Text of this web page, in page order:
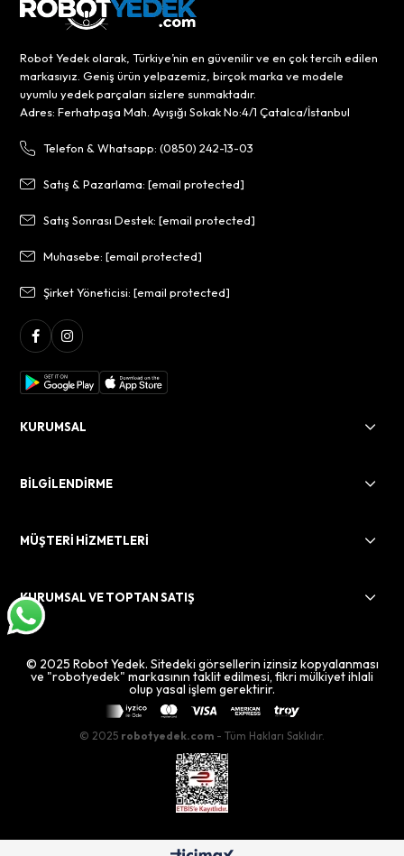
Robot Yedek olarak, Türkiye’nin en güvenilir ve en çok tercih edilen
markasıyız. Geniş ürün yelpazemiz, birçok marka ve modele
uyumlu yedek parçaları sizlere sunmaktadır.
Adres: Ferhatpaşa Mah. Ayışığı Sokak No:4/1 Çatalca/İstanbul
Telefon & Whatsapp: (0850) 242-13-03
Satış & Pazarlama:[email protected]
Satış Sonrası Destek:[email protected]
Muhasebe:[email protected]
Şirket Yöneticisi:[email protected]
KURUMSAL
BİLGİLENDİRME
MÜŞTERİ HİZMETLERİ
KURUMSAL VE TOPTAN SATIŞ
© 2025 Robot Yedek. Sitedeki görsellerin izinsiz kopyalanması
ve "robotyedek" markasının taklit edilmesi, fikri mülkiyet ihlali
olup yasal işlem gerektirir.
© 2025 robotyedek.com - Tüm Hakları Saklıdır.